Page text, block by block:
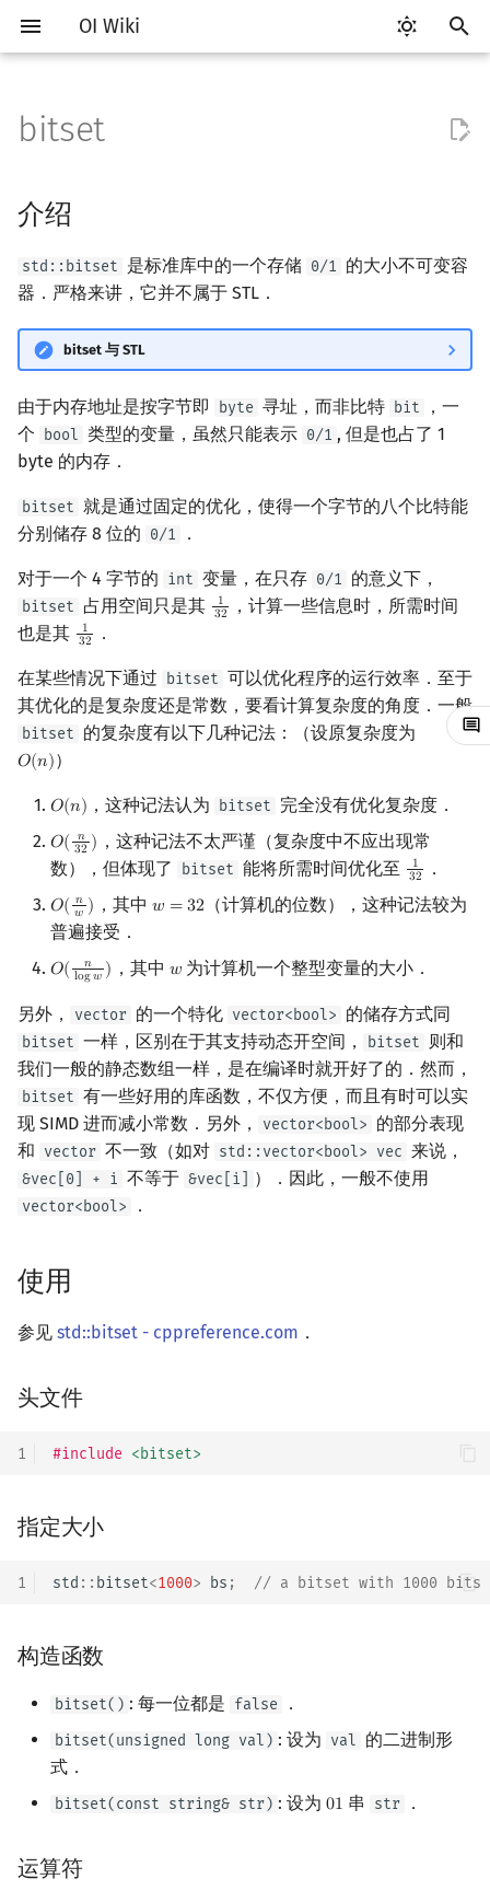
OI Wiki
入
始
搜
Getting Started
关于本项目
如何参与
格式手册
数学符号表
F.A.Q.
镜像站列表
致谢
比赛相关简介
赛事
题型
学习资源
技巧
常见错误
出题
工具软件简介
代码编辑工具
VS Code
Notepad++
CLion
Xcode
GUIDE
Sublime Text
CP Editor
Code::Blocks
评测工具 Cena
命令行编译与调试
编译器
WSL (Windows 10)
Special Judge
Testlib
Generator
Checker
Polygon
OJ 工具
LaTeX 入门
Hello, World!
C++ 语法基础
变量
流程控制语句
高级数据类型
联合体
函数
文件操作
STL 容器简介
迭代器
序列式容器
无序关联式容器
容器适配器
介绍
使用
头文件
构造函数
运算符
成员函数
应用
「LibreOJ β Round #2」贪
心只能过样例
Show
题意
与埃氏筛结合
与树分块结合
计算高维偏序
参考资料与注释
类
命名空间
值类别
引用
常量
新版 C++ 特性
Lambda 表达式
pb_ds
平衡树
编译优化
算法基础简介
复杂度
枚举
递归 & 分治
贪心
排序
冒泡排序
基数排序
堆排序
希尔排序
锦标赛排序
Tim 排序
排序相关 STL
排序应用
前缀和 & 差分
二分
倍增
构造
搜索部分简介
DFS（搜索）
BFS（搜索）
启发式搜索
A*
迭代加深搜索
IDA*
回溯法
Dancing Links
Alpha–Beta 剪枝
优化
动态规划部分简介
动态规划基础
记忆化搜索
区间 DP
DAG 上的 DP
树形 DP
状压 DP
数位 DP
插头 DP
计数 DP
动态 DP
DP 套 DP
DP 优化
斜率优化
WQS 二分
字符串部分简介
字符串基础
标准库
字符串哈希
字典树 (Trie)
前缀函数与 KMP 算法
Boyer–Moore 算法
Z 函数（扩展 KMP）
AC 自动机
后缀数组 (SA)
后缀自动机 (SAM)
广义后缀自动机
后缀树
回文树
序列自动机
最小表示法
Lyndon 分解
数学部分简介
布尔代数
数字系统 平衡三进制
二进制集合操作
高精度计算
快速幂
置换和排列
弧度制与坐标系
复数
数论
素数
筛法
费马小定理 & 欧拉定理
线性同余方程
中国剩余定理
升幂引理
阶乘取模
卢卡斯定理
二次剩余
阶 & 原根
离散对数
高次剩余 & 单位根
莫比乌斯反演
连分数
二次域
多项式与生成函数
快速傅里叶变换
Chirp Z 变换
多项式初等函数
多项式平移|连续点值平移
符号化方法
Lagrange 反演
形式幂级数复合|复合逆
普通生成函数
容斥原理
卡特兰数
伯努利数
Eulerian Number
分拆数
范德蒙德卷积
Pólya 计数
图论计数
线性代数
内积和外积
行列式
线性映射
对角化
Jordan标准型
线性规划
环论
概率论
随机变量
博弈论
零和游戏
数值算法
高斯消元
序理论
拟阵
Berlekamp–Massey 算法
数据结构部分简介
栈
队列
哈希表
并查集
堆
配对堆
块状数据结构
块状链表
单调栈
单调队列
ST 表
树状数组
李超线段树
区间最值操作 & 区间历史
Kinetic Tournament Tree
划分树
二叉搜索树 & 平衡树
Splay 树
笛卡尔树
红黑树
AA 树
可持久化数据结构
可持久化块状数组
可持久化可并堆
树套树
线段树套平衡树
K-D Tree
动态树
Euler Tour Tree
PQ 树
手指树
霍夫曼树
图论部分简介
图论相关概念
图的存储
BFS（图论）
树上问题
树的中心
树链剖分
树分治
AHU 算法
树哈希
树上随机游走
有向无环图
拓扑排序
最短路问题
k 短路
生成树问题
最小直径生成树
斯坦纳树
拆点
割点和桥
环计数问题
最小环
欧拉图
哈密顿图
二分图
平面图
图的着色
网络流
最小割
Stoer–Wagner 算法
图的匹配
二分图最大权匹配
稳定匹配
LGV 引理
支配树
图上随机游走
计算几何部分简介
二维计算几何基础
三维计算几何基础
Pick 定理
三角剖分
凸包
扫描线
旋转卡壳
半平面交
平面最近点对
随机增量法
计算几何杂项
杂项简介
离散化
双指针 整体二分
分数规划
随机化
爬山算法
悬线法
有限状态自动机
计算理论基础
字节顺序
约瑟夫问题
表达式求值
在一台机器上规划任务
主元素问题
Garsia–Wachs 算法
Kahan 求和
珂朵莉树/颜色段均摊
空间优化简介
RMQ
并查集应用
括号序列
bitset
介绍
std::bitset 是标准库中的一个存储 0/1 的大小不可变容
器．严格来讲，它并不属于 STL．
bitset 与 STL
由于内存地址是按字节即 byte 寻址，而非比特 bit
，一
个
bool 类型的变量，虽然只能表示 0/1 , 但是也占了 1
byte 的内存．
bitset 就是通过固定的优化，使得一个字节的八个比特能
分别储存 8 位的 0/1 ．
对于一个 4 字节的 int 变量，在只存 0/1 的意义下，
bitset 占用空间只是其 1
32
132 ，计算一些信息时，所需时间
也是其
1
32
132 ．
在某些情况下通过 bitset 可以优化程序的运行效率．至于
其优化的是复杂度还是常数，要看计算复杂度的角度．一般
bitset 的复杂度有以下几种记法：（设原复杂度为
𝑂(𝑛)
O(n) ）
𝑂(𝑛)
O(n) ，这种记法认为 bitset 完全没有优化复杂度．
𝑂( 𝑛
32 )
O(n32) ，这种记法不太严谨（复杂度中不应出现常
数），但体现了
bitset 能将所需时间优化至 1
32
132 ．
𝑂( 𝑛
𝑤 )
O(nw) ，其中 𝑤 = 32
w=32
（计算机的位数），这种记法较为
普遍接受．
𝑂( 𝑛
log𝑤 )
O(nlogw ，其中 𝑤
w 为计算机一个整型变量的大小．
另外， vector 的一个特化 vector<bool> 的储存方式同
bitset 一样，区别在于其支持动态开空间， bitset
则和
我们一般的静态数组一样，是在编译时就开好了的．然而，
bitset 有一些好用的库函数，不仅方便，而且有时可以实
现 SIMD 进而减小常数．另外，
vector<bool> 的部分表现
和 vector 不一致（如对 std::vector<bool> vec 来说，
&vec[0] + i 不等于 &vec[i] ）．因此，一般不使用
vector<bool> ．
使用
参见 std::bitset - cppreference.com ．
头文件
1 #include <bitset>
指定大小
1 std :: bitset<1000> bs ; // a bitset with 1000 bits
构造函数
bitset() : 每一位都是 false ．
bitset(unsigned long val) : 设为 val 的二进制形
式．
bitset(const string& str) : 设为 01
01 串 str ．
运算符